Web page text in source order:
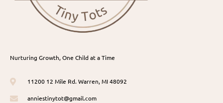
Nurturing Growth, One Child at a Time
11200 12 Mile Rd. Warren, MI 48092
anniestinytot@gmail.com